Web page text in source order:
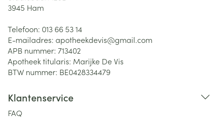
3945 Ham
Telefoon: 013 66 53 14
E-mailadres: apotheekdevis@gmail.com
APB nummer: 713402
Apotheek titularis: Marijke De Vis
BTW nummer: BE0428334479
Klantenservice
FAQ